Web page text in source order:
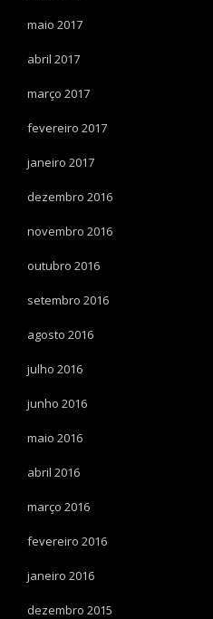
maio 2017
abril 2017
março 2017
fevereiro 2017
janeiro 2017
dezembro 2016
novembro 2016
outubro 2016
setembro 2016
agosto 2016
julho 2016
junho 2016
maio 2016
abril 2016
março 2016
fevereiro 2016
janeiro 2016
dezembro 2015